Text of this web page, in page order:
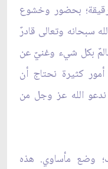
رقيقة؛ بحضور وخشوع
سبحانه وتعالى قادرٌ
بكل شيء وغنيٌ عن
كثيرة نحتاج أن
ندعو الله عز وجل من
وضع مأساوي. هذه